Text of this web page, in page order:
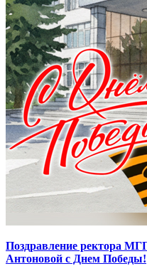
Поздравление ректора
Антоновой с Днем Победы!